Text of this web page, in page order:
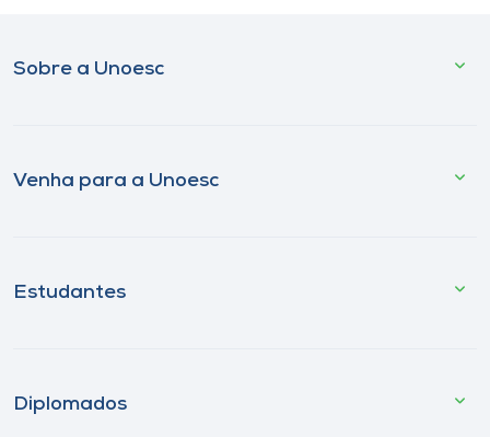
Sobre a Unoesc
Venha para a Unoesc
Estudantes
Diplomados